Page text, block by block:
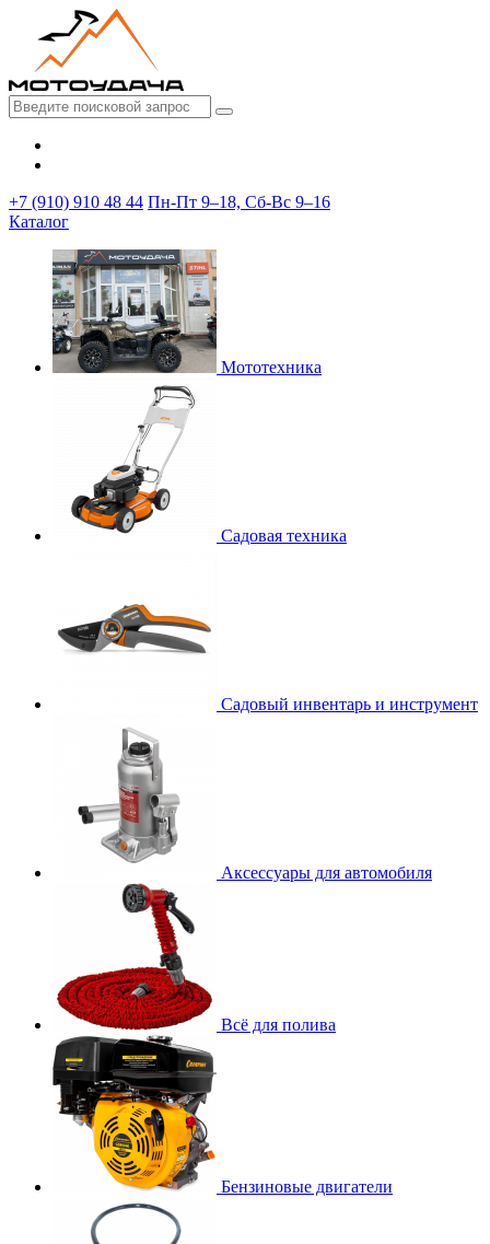
+7 (910) 910 48 44 Пн-Пт 9–18, Сб-Вс 9–16
Каталог
Мототехника
Садовая техника
Садовый инвентарь и инструмент
Аксессуары для автомобиля
Всё для полива
Бензиновые двигатели